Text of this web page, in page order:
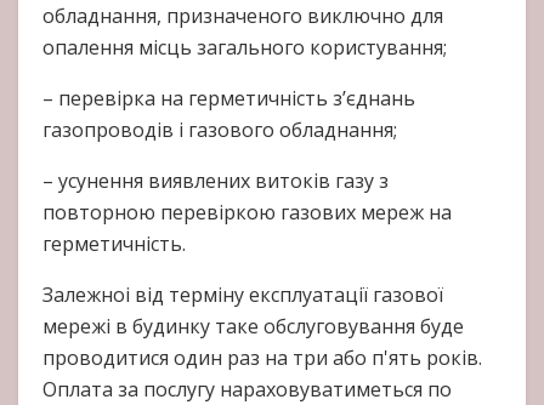
обладнання, призначеного виключно для
опалення місць загального користування;
– перевірка на герметичність з’єднань
газопроводів і газового обладнання;
– усунення виявлених витоків газу з
повторною перевіркою газових мереж на
герметичність.
Залежноі від терміну експлуатації газової
мережі в будинку таке обслуговування буде
проводитися один раз на три або п'ять років.
Оплата за послугу нараховуватиметься по